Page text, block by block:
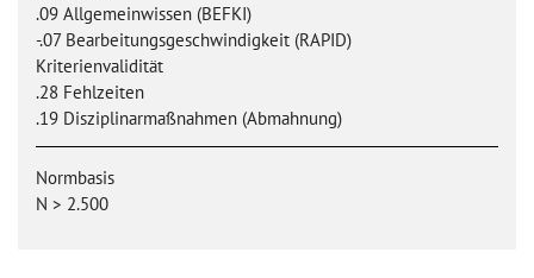
.09 Allgemeinwissen (BEFKI)​
-.07 Bearbeitungsgeschwindigkeit (RAPID)​
Kriterienvalidität
.28 Fehlzeiten​
.19 Disziplinarmaßnahmen (Abmahnung)​
Normbasis
N > 2.500